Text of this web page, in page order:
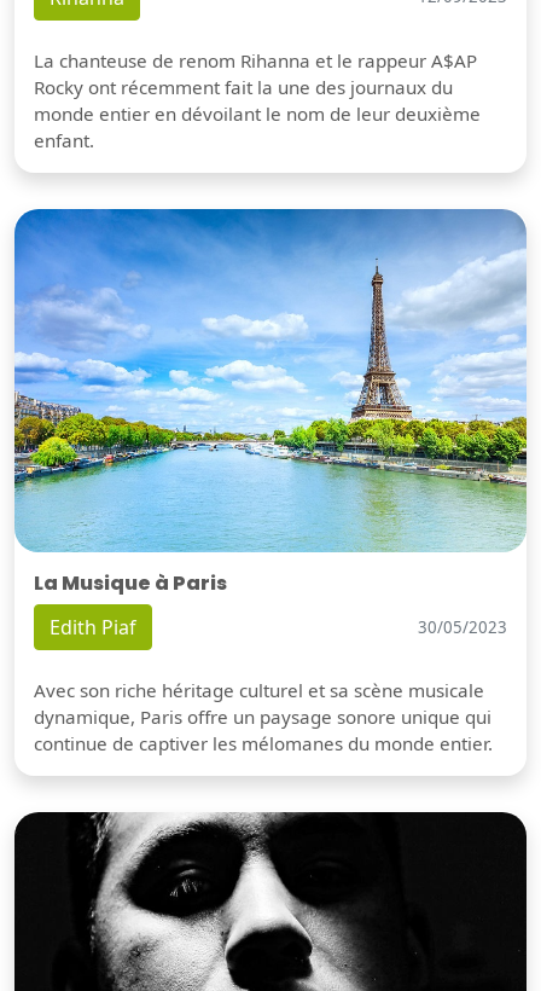
La chanteuse de renom Rihanna et le rappeur A$AP
Rocky ont récemment fait la une des journaux du
monde entier en dévoilant le nom de leur deuxième
enfant.
La Musique à Paris
Edith Piaf 30/05/2023
Avec son riche héritage culturel et sa scène musicale
dynamique, Paris offre un paysage sonore unique qui
continue de captiver les mélomanes du monde entier.